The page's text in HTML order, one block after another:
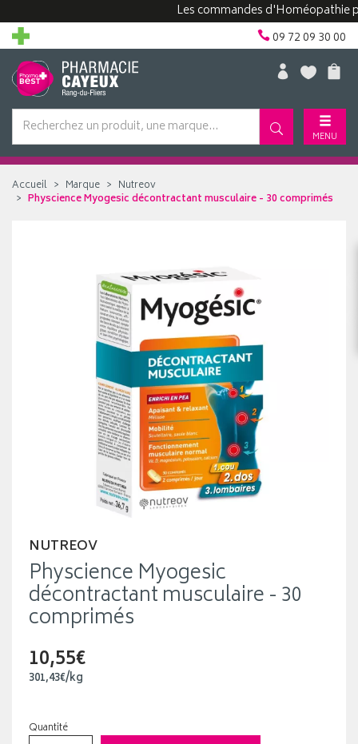
Les commandes d'Homéopathie
09 72 09 30 00
MENU
Accueil Marque
Nutreov
Physcience Myogesic décontractant musculaire - 30 comprimés
NUTREOV
Physcience Myogesic
décontractant musculaire - 30
comprimés
10,55€
301,43€/kg
Quantité